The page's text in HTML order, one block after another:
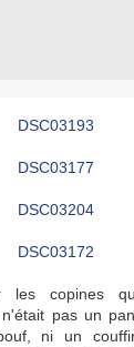
les copines
pas un
ni un